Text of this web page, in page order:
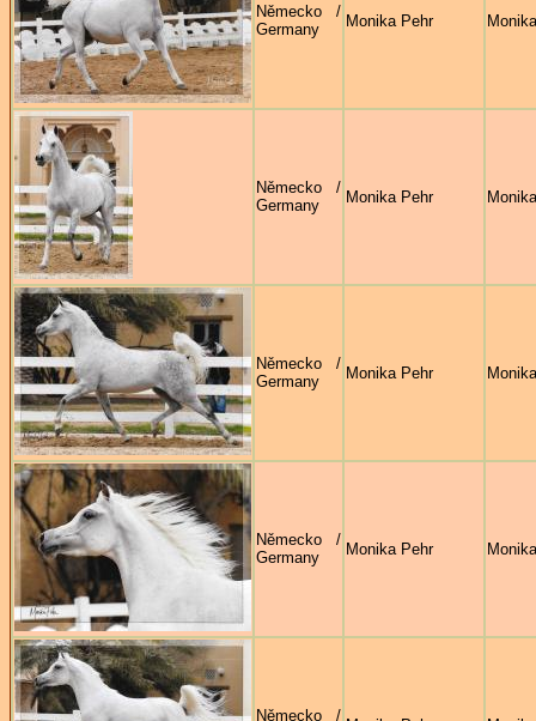
Německo /
Germany
Monika Pehr
Německo /
Germany
Monika Pehr
Německo /
Germany
Monika Pehr
Německo /
Germany
Monika Pehr
Německo /